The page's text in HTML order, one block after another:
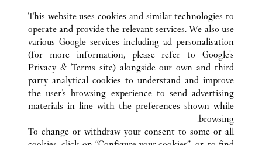
كافة مواقع كارتييه الولايات المتحدة CA
SANTA CLARA
2855 STEVENS CREEK BLVD.
خدمة العملاء
الاتصال بنا
This website uses cookies and similar technologies to
operate and provide the relevant services. We also use
various Google services including ad personalisation
(for more information, please refer to Google's
Privacy & Terms site) alongside our own and third
party analytical cookies to understand and improve
the user’s browsing experience to send advertising
materials in line with the preferences shown while
browsing.
To change or withdraw your consent to some or all